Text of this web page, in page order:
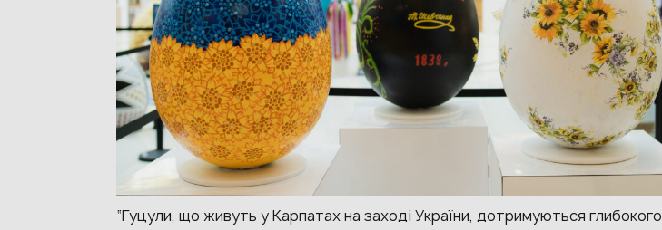
“Гуцули, що живуть у Карпатах на заході України, дотримуються глибокого